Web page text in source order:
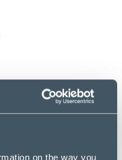
on the way you
televíziók,
elektromos
növekvő